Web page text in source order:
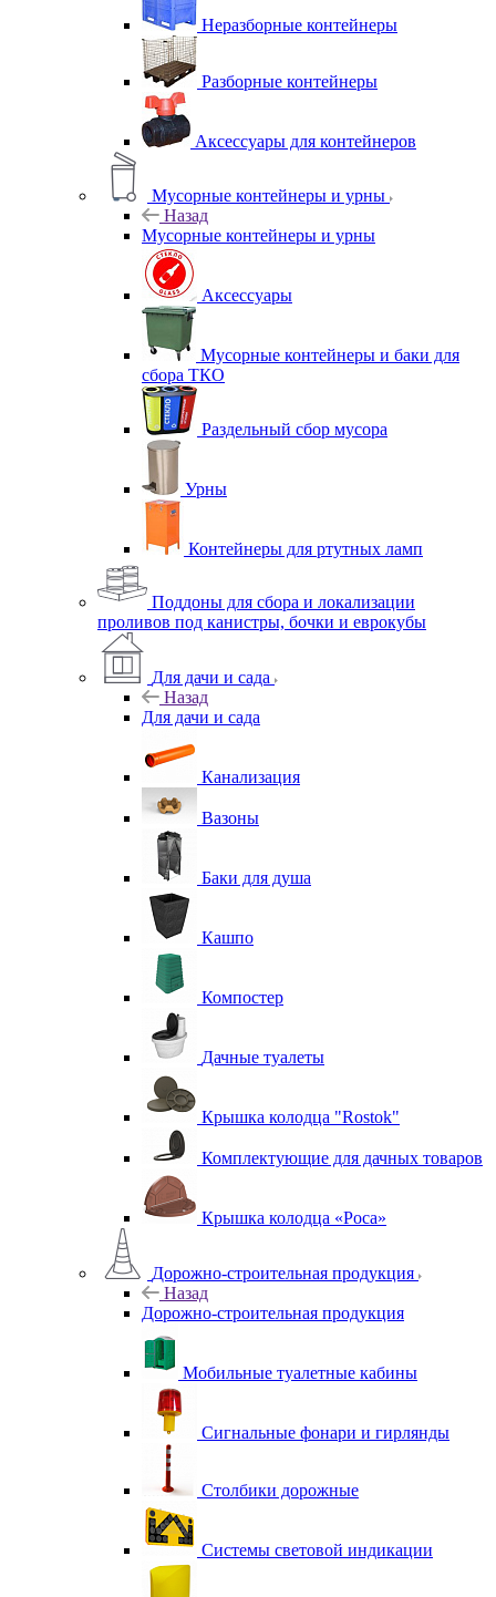
Неразборные контейнеры
Разборные контейнеры
Аксессуары для контейнеров
Мусорные контейнеры и урны
Назад
Мусорные контейнеры и урны
Аксессуары
Мусорные контейнеры и баки для
сбора ТКО
Раздельный сбор мусора
Урны
Контейнеры для ртутных ламп
Поддоны для сбора и локализации
проливов под канистры, бочки и еврокубы
Для дачи и сада
Назад
Для дачи и сада
Канализация
Вазоны
Баки для душа
Кашпо
Компостер
Дачные туалеты
Крышка колодца "Rostok"
Комплектующие для дачных товаров
Крышка колодца «Роса»
Дорожно-строительная продукция
Назад
Дорожно-строительная продукция
Мобильные туалетные кабины
Сигнальные фонари и гирлянды
Столбики дорожные
Системы световой индикации